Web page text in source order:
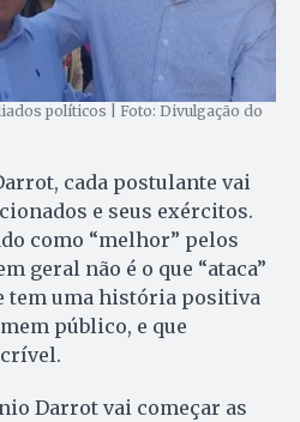
políticos | Foto: Divulgação do
cada postulante vai
e seus exércitos.
como “melhor” pelos
geral não é o que “ataca”
tem uma história positiva
público, e que
Darrot vai começar as